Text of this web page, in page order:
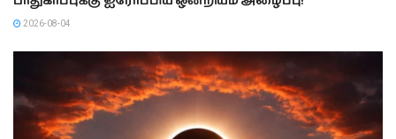
2026-08-04